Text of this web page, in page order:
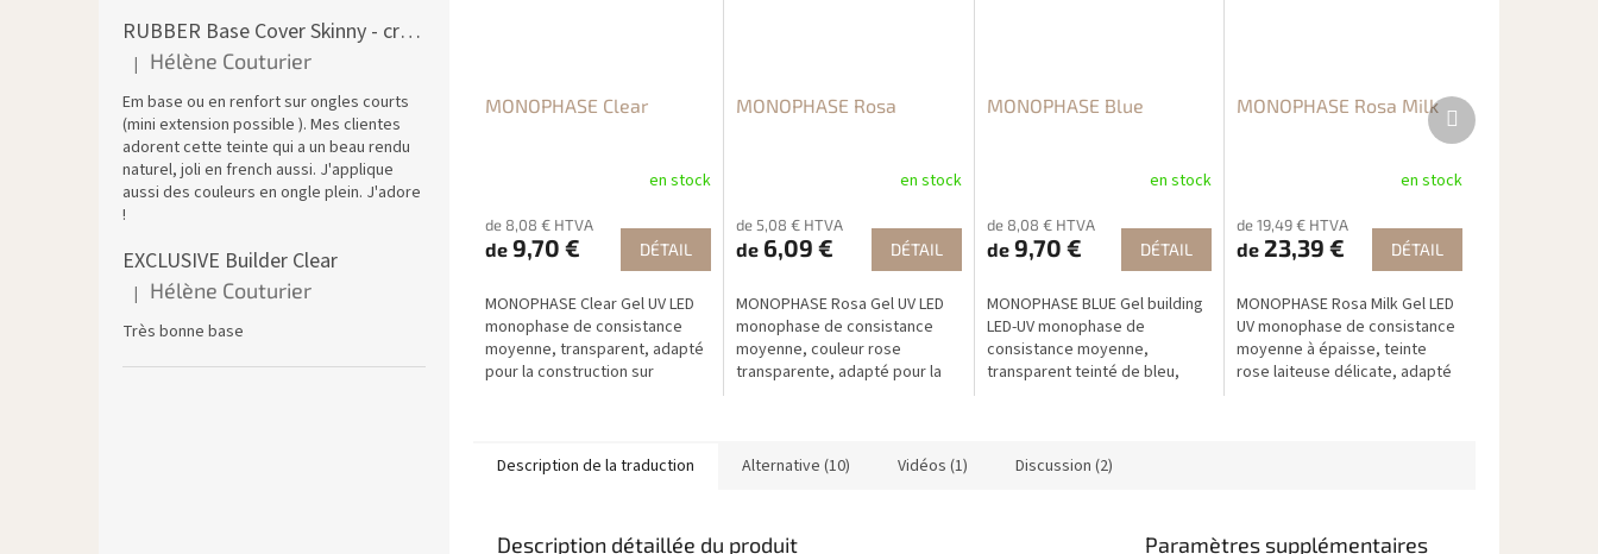
RUBBER Base Cover Skinny - creuset 30 g
L'évaluation du produit est de 5 sur 5 étoiles.
| Hélène Couturier
Em base ou en renfort sur ongles courts
(mini extension possible ). Mes clientes
adorent cette teinte qui a un beau rendu
naturel, joli en french aussi. J'applique
aussi des couleurs en ongle plein. J'adore
!
EXCLUSIVE Builder Clear
L'évaluation du produit est de 5 sur 5 étoiles.
| Hélène Couturier
Très bonne base
MONOPHASE Clear
en stock
de 8,08 € HTVA
de 9,70 € DÉTAIL
MONOPHASE Clear Gel UV LED
monophase de consistance
moyenne, transparent, adapté
pour la construction sur
MONOPHASE Rosa
en stock
de 5,08 € HTVA
de6,09 € DÉTAIL
MONOPHASE Rosa Gel UV LED
monophase de consistance
moyenne, couleur rose
transparente, adapté pour la
MONOPHASE Blue
en stock
de 8,08 € HTVA
de9,70 € DÉTAIL
MONOPHASE BLUE Gel building
LED-UV monophase de
consistance moyenne,
transparent teinté de bleu,
MONOPHASE Rosa Milk
en stock
de 19,49 € HTVA
de 23,39 € DÉTAIL
MONOPHASE Rosa Milk Gel LED
UV monophase de consistance
moyenne à épaisse, teinte
rose laiteuse délicate, adapté
Produit
suivant
Description de la traduction Alternative (10) Vidéos (1) Discussion (2)
Description détaillée du produit
Paramètres supplémentaires